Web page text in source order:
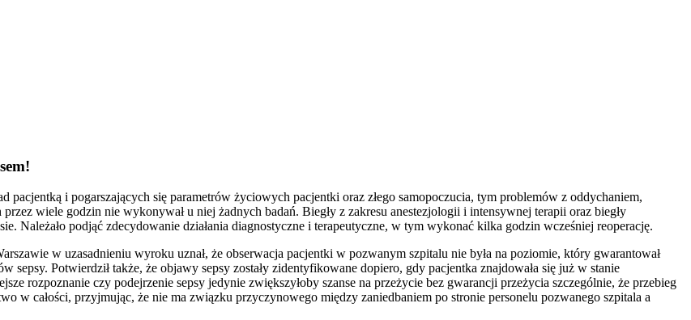
pacjentką i pogarszających się parametrów życiowych pacjentki oraz złego samopoczucia, tym problemów z oddychaniem,
wiele godzin nie wykonywał u niej żadnych badań. Biegły z zakresu anestezjologii i intensywnej terapii oraz biegły
Należało podjąć zdecydowanie działania diagnostyczne i terapeutyczne, w tym wykonać kilka godzin wcześniej reoperację.
w uzasadnieniu wyroku uznał, że obserwacja pacjentki w pozwanym szpitalu nie była na poziomie, który gwarantował
sepsy. Potwierdził także, że objawy sepsy zostały zidentyfikowane dopiero, gdy pacjentka znajdowała się już w stanie
rozpoznanie czy podejrzenie sepsy jedynie zwiększyłoby szanse na przeżycie bez gwarancji przeżycia szczególnie, że przebieg
w całości, przyjmując, że nie ma związku przyczynowego między zaniedbaniem po stronie personelu pozwanego szpitala a